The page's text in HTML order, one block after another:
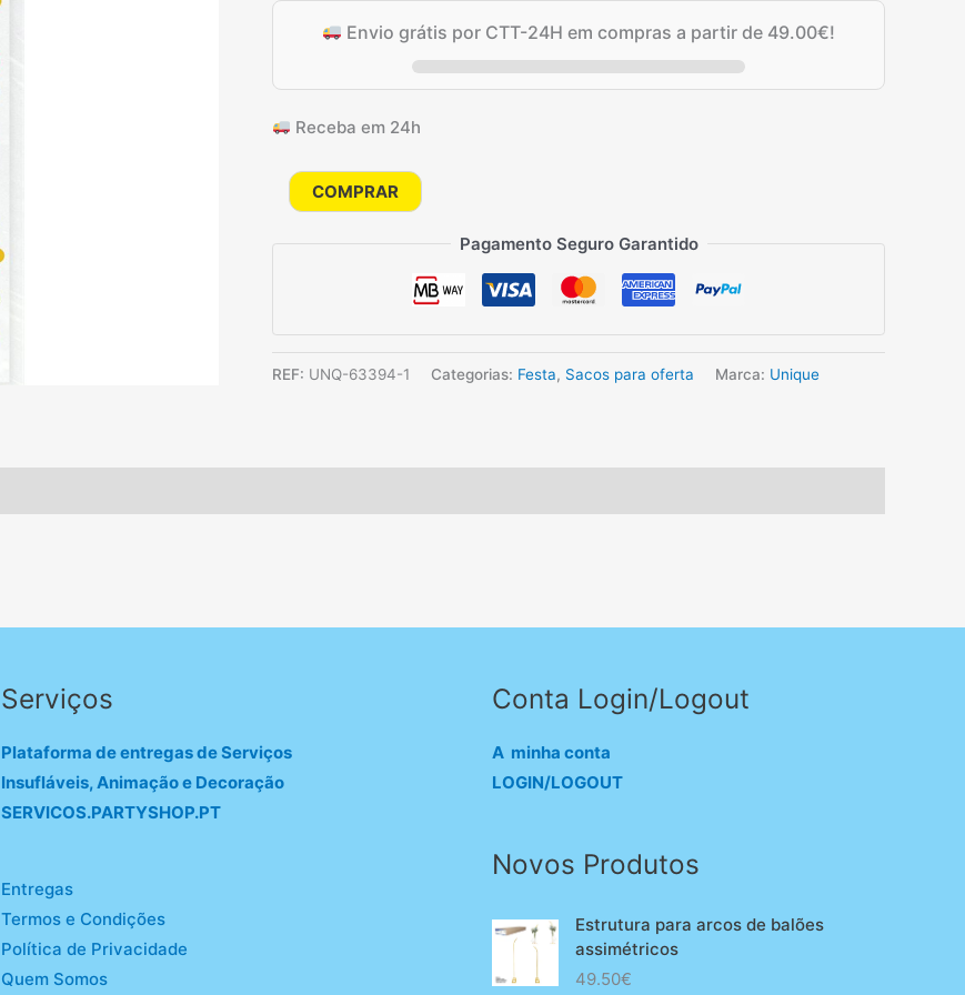
Envio grátis por CTT-24H em compras a partir de 49.00€!
Receba em 24h
Quantidade
Sacos
bolinhas
coloridas,
COMPRAR
Pagamento Seguro Garantido
REF: UNQ-63394-1 Categorias: Festa, Sacos para oferta Marca: Unique
Serviços
Plataforma de entregas de Serviços
Insufláveis, Animação e Decoração
SERVICOS.PARTYSHOP.PT
Entregas
Termos e Condições
Política de Privacidade
Quem Somos
Conta Login/Logout
A minha conta
LOGIN/LOGOUT
Novos Produtos
Estrutura para arcos de balões
assimétricos
49.50€